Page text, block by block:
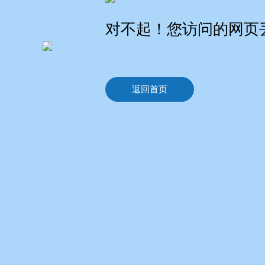
对不起！您访问的网
返回首页